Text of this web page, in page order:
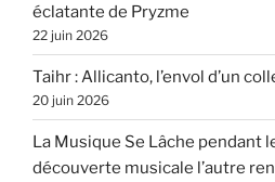
éclatante de Pryzme
22 juin 2026
Taihr : Allicanto, l’envol d’un
20 juin 2026
La Musique Se Lâche pendant
découverte musicale l’autre